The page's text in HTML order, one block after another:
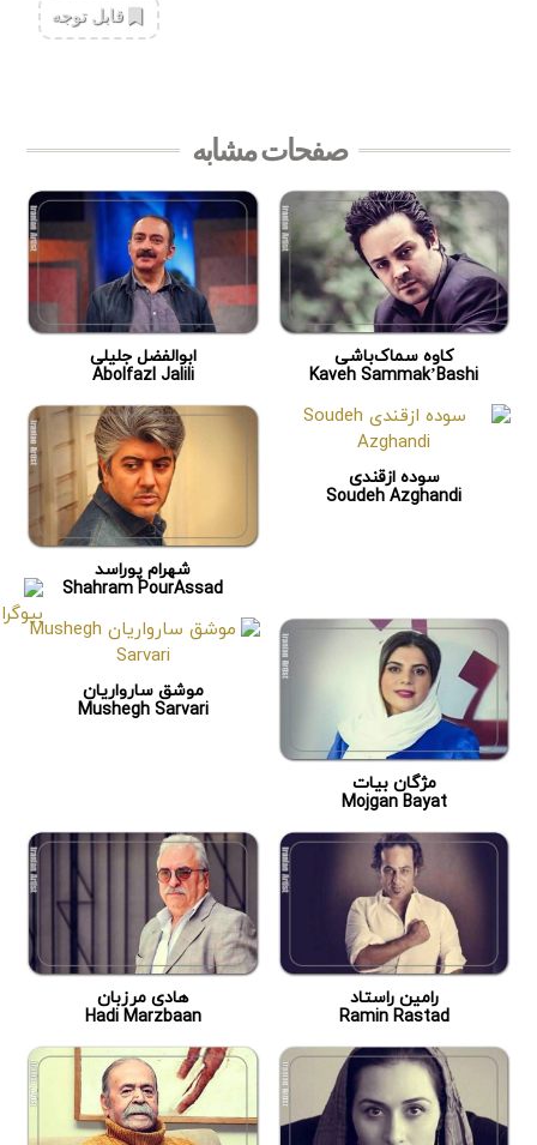
‌قابل توجه
صفحات مشابه
کاوه سماک‌باشی
Kaveh Sammak’Bashi
ابوالفضل جلیلی
Abolfazl Jalili
سوده ازقندی
Soudeh Azghandi
شهرام پوراسد
Shahram PourAssad
مژگان بیات
Mojgan Bayat
موشق سارواریان
Mushegh Sarvari
رامین راستاد
Ramin Rastad
هادی مرزبان
Hadi Marzbaan